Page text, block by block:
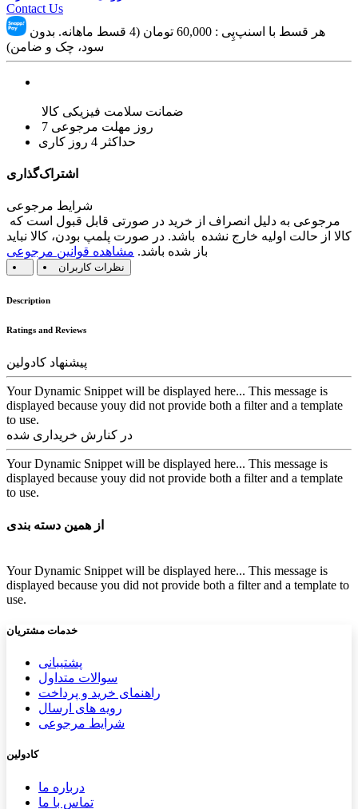
Contact Us
هر قسط با اسنپ‌پِی : 60,000
تومان (4 قسط ماهانه. بدون
سود، چک و ضامن)
ضمانت سلامت فیزیکی کالا
7 روز مهلت مرجوعی
حداکثر 4 روز کاری
اشتراک‌گذاری
شرایط مرجوعی
کالا از حالت اولیه خارج نشده باشد. در صورت پلمپ بودن، کالا نباید
باز شده باشد. مشاهده قوانین مرجوعی
نظرات کاربران
Description
Ratings and Reviews
پیشنهاد کادولین
Your Dynamic Snippet will be displayed here... This message is
displayed because youy did not provide both a filter and a template
to use.
در کنارش خریداری شده
Your Dynamic Snippet will be displayed here... This message is
displayed because youy did not provide both a filter and a template
to use.
از همین دسته بندی
Your Dynamic Snippet will be displayed here... This message is
displayed because you did not provide both a filter and a template to
use.
خدمات مشتریان
پشتیب​​انی
سوالات متداول
راهنمای خرید و پرداخت
رویه های ارسال
شرایط مرجوعی
کادولین
درباره ما
تماس با ما